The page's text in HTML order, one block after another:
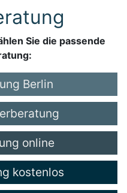
Sie die passende
Berlin
online
kostenlos